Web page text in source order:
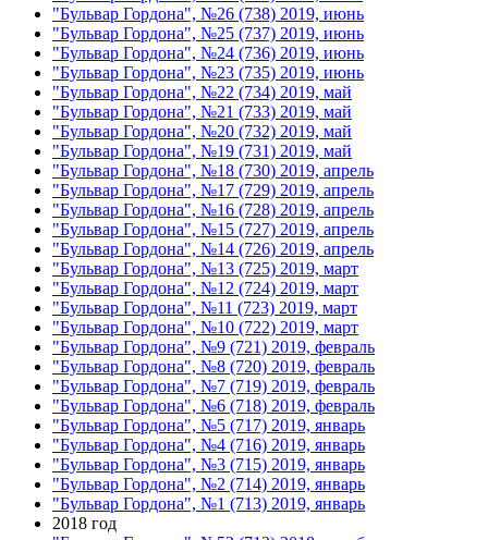
"Бульвар Гордона", №26 (738) 2019, июнь
"Бульвар Гордона", №25 (737) 2019, июнь
"Бульвар Гордона", №24 (736) 2019, июнь
"Бульвар Гордона", №23 (735) 2019, июнь
"Бульвар Гордона", №22 (734) 2019, май
"Бульвар Гордона", №21 (733) 2019, май
"Бульвар Гордона", №20 (732) 2019, май
"Бульвар Гордона", №19 (731) 2019, май
"Бульвар Гордона", №18 (730) 2019, апрель
"Бульвар Гордона", №17 (729) 2019, апрель
"Бульвар Гордона", №16 (728) 2019, апрель
"Бульвар Гордона", №15 (727) 2019, апрель
"Бульвар Гордона", №14 (726) 2019, апрель
"Бульвар Гордона", №13 (725) 2019, март
"Бульвар Гордона", №12 (724) 2019, март
"Бульвар Гордона", №11 (723) 2019, март
"Бульвар Гордона", №10 (722) 2019, март
"Бульвар Гордона", №9 (721) 2019, февраль
"Бульвар Гордона", №8 (720) 2019, февраль
"Бульвар Гордона", №7 (719) 2019, февраль
"Бульвар Гордона", №6 (718) 2019, февраль
"Бульвар Гордона", №5 (717) 2019, январь
"Бульвар Гордона", №4 (716) 2019, январь
"Бульвар Гордона", №3 (715) 2019, январь
"Бульвар Гордона", №2 (714) 2019, январь
"Бульвар Гордона", №1 (713) 2019, январь
2018 год